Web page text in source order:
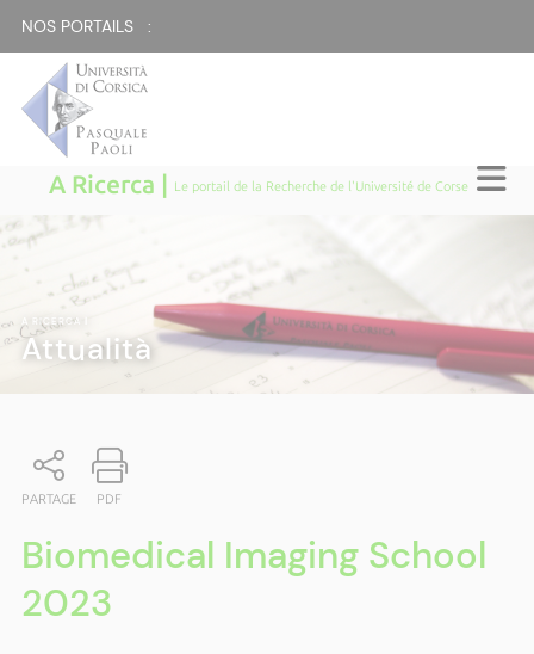
NOS PORTAILS :
A Ricerca | Le portail de la Recherche de l'Université de Corse
A RICERCA
Attualità
PARTAGE PDF
Biomedical Imaging School
2023